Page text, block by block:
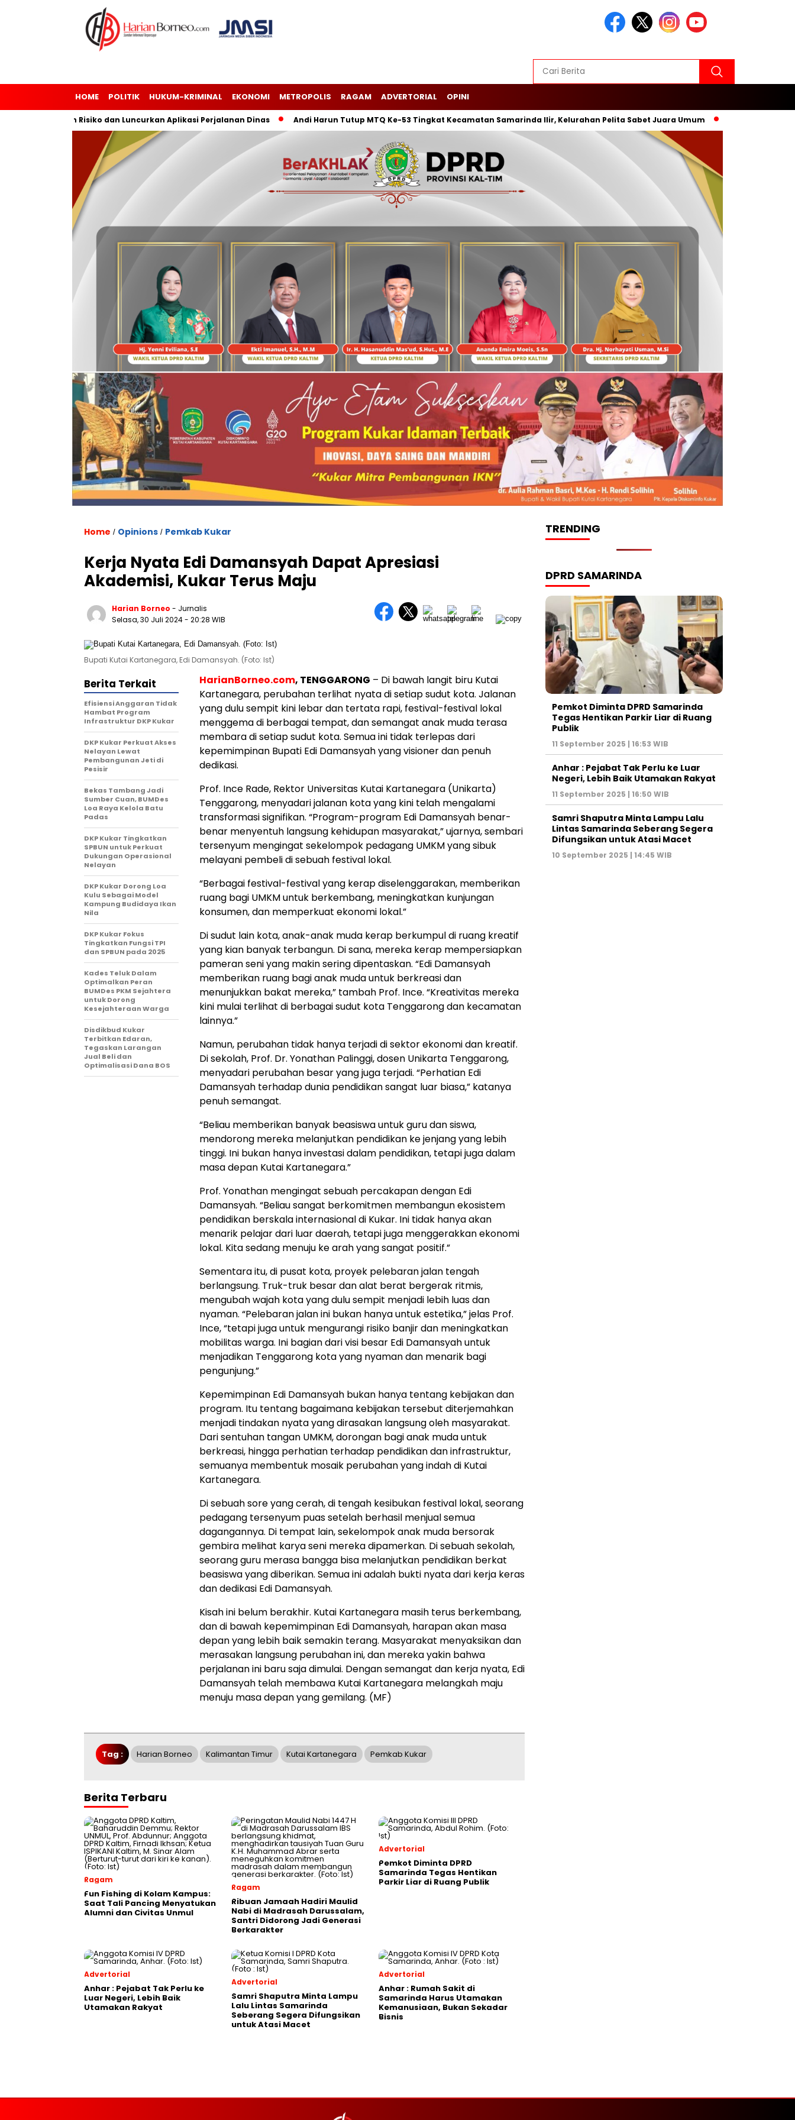
HOME POLITIK HUKUM-KRIMINAL EKONOMI METROPOLIS RAGAM ADVERTORIAL OPINI
Risiko dan Luncurkan Aplikasi Perjalanan Dinas Andi Harun Tutup MTQ Ke-53 Tingkat Kecamatan Samarinda Ilir, Kelurahan Pelita Sabet Juara Umum Inovasi Baru, Wali
Home / Opinions / Pemkab Kukar
Kerja Nyata Edi Damansyah Dapat Apresiasi
Akademisi, Kukar Terus Maju
Harian Borneo - Jurnalis
Selasa, 30 Juli 2024- 20:28 WIB
Bupati Kutai Kartanegara, Edi Damansyah. (Foto: Ist)
HarianBorneo.com, TENGGARONG – Di bawah langit biru Kutai
Kartanegara, perubahan terlihat nyata di setiap sudut kota. Jalanan
yang dulu sempit kini lebar dan tertata rapi, festival-festival lokal
menggema di berbagai tempat, dan semangat anak muda terasa
membara di setiap sudut kota. Semua ini tidak terlepas dari
kepemimpinan Bupati Edi Damansyah yang visioner dan penuh
dedikasi.
Prof. Ince Rade, Rektor Universitas Kutai Kartanegara (Unikarta)
Tenggarong, menyadari jalanan kota yang kini telah mengalami
transformasi signifikan. “Program-program Edi Damansyah benar-
benar menyentuh langsung kehidupan masyarakat,” ujarnya, sembari
tersenyum mengingat sekelompok pedagang UMKM yang sibuk
melayani pembeli di sebuah festival lokal.
“Berbagai festival-festival yang kerap diselenggarakan, memberikan
ruang bagi UMKM untuk berkembang, meningkatkan kunjungan
konsumen, dan memperkuat ekonomi lokal.”
Di sudut lain kota, anak-anak muda kerap berkumpul di ruang kreatif
yang kian banyak terbangun. Di sana, mereka kerap mempersiapkan
pameran seni yang makin sering dipentaskan. “Edi Damansyah
memberikan ruang bagi anak muda untuk berkreasi dan
menunjukkan bakat mereka,” tambah Prof. Ince. “Kreativitas mereka
kini mulai terlihat di berbagai sudut kota Tenggarong dan kecamatan
lainnya.”
Namun, perubahan tidak hanya terjadi di sektor ekonomi dan kreatif.
Di sekolah, Prof. Dr. Yonathan Palinggi, dosen Unikarta Tenggarong,
menyadari perubahan besar yang juga terjadi. “Perhatian Edi
Damansyah terhadap dunia pendidikan sangat luar biasa,” katanya
penuh semangat.
“Beliau memberikan banyak beasiswa untuk guru dan siswa,
mendorong mereka melanjutkan pendidikan ke jenjang yang lebih
tinggi. Ini bukan hanya investasi dalam pendidikan, tetapi juga dalam
masa depan Kutai Kartanegara.”
Prof. Yonathan mengingat sebuah percakapan dengan Edi
Damansyah. “Beliau sangat berkomitmen membangun ekosistem
pendidikan berskala internasional di Kukar. Ini tidak hanya akan
menarik pelajar dari luar daerah, tetapi juga menggerakkan ekonomi
lokal. Kita sedang menuju ke arah yang sangat positif.”
Sementara itu, di pusat kota, proyek pelebaran jalan tengah
berlangsung. Truk-truk besar dan alat berat bergerak ritmis,
mengubah wajah kota yang dulu sempit menjadi lebih luas dan
nyaman. “Pelebaran jalan ini bukan hanya untuk estetika,” jelas Prof.
Ince, “tetapi juga untuk mengurangi risiko banjir dan meningkatkan
mobilitas warga. Ini bagian dari visi besar Edi Damansyah untuk
menjadikan Tenggarong kota yang nyaman dan menarik bagi
pengunjung.”
Kepemimpinan Edi Damansyah bukan hanya tentang kebijakan dan
program. Itu tentang bagaimana kebijakan tersebut diterjemahkan
menjadi tindakan nyata yang dirasakan langsung oleh masyarakat.
Dari sentuhan tangan UMKM, dorongan bagi anak muda untuk
berkreasi, hingga perhatian terhadap pendidikan dan infrastruktur,
semuanya membentuk mosaik perubahan yang indah di Kutai
Kartanegara.
Di sebuah sore yang cerah, di tengah kesibukan festival lokal, seorang
pedagang tersenyum puas setelah berhasil menjual semua
dagangannya. Di tempat lain, sekelompok anak muda bersorak
gembira melihat karya seni mereka dipamerkan. Di sebuah sekolah,
seorang guru merasa bangga bisa melanjutkan pendidikan berkat
beasiswa yang diberikan. Semua ini adalah bukti nyata dari kerja keras
dan dedikasi Edi Damansyah.
Kisah ini belum berakhir. Kutai Kartanegara masih terus berkembang,
dan di bawah kepemimpinan Edi Damansyah, harapan akan masa
depan yang lebih baik semakin terang. Masyarakat menyaksikan dan
merasakan langsung perubahan ini, dan mereka yakin bahwa
perjalanan ini baru saja dimulai. Dengan semangat dan kerja nyata, Edi
Damansyah telah membawa Kutai Kartanegara melangkah maju
menuju masa depan yang gemilang. (MF)
Berita Terkait
Efisiensi Anggaran Tidak
Hambat Program
Infrastruktur DKP Kukar
DKP Kukar Perkuat Akses
Nelayan Lewat
Pembangunan Jeti di
Pesisir
Bekas Tambang Jadi
Sumber Cuan, BUMDes
Loa Raya Kelola Batu
Padas
DKP Kukar Tingkatkan
SPBUN untuk Perkuat
Dukungan Operasional
Nelayan
DKP Kukar Dorong Loa
Kulu Sebagai Model
Kampung Budidaya Ikan
Nila
DKP Kukar Fokus
Tingkatkan Fungsi TPI
dan SPBUN pada 2025
Kades Teluk Dalam
Optimalkan Peran
BUMDes PKM Sejahtera
untuk Dorong
Kesejahteraan Warga
Disdikbud Kukar
Terbitkan Edaran,
Tegaskan Larangan
Jual Beli dan
Optimalisasi Dana BOS
Tag : Harian Borneo Kalimantan Timur Kutai Kartanegara Pemkab Kukar
Berita Terbaru
Ragam
Fun Fishing di Kolam Kampus:
Saat Tali Pancing Menyatukan
Alumni dan Civitas Unmul
Ragam
Ribuan Jamaah Hadiri Maulid
Nabi di Madrasah Darussalam,
Santri Didorong Jadi Generasi
Berkarakter
Advertorial
Pemkot Diminta DPRD
Samarinda Tegas Hentikan
Parkir Liar di Ruang Publik
Advertorial
Anhar : Pejabat Tak Perlu ke
Luar Negeri, Lebih Baik
Utamakan Rakyat
Advertorial
Samri Shaputra Minta Lampu
Lalu Lintas Samarinda
Seberang Segera Difungsikan
untuk Atasi Macet
Advertorial
Anhar : Rumah Sakit di
Samarinda Harus Utamakan
Kemanusiaan, Bukan Sekadar
Bisnis
TRENDING
DPRD SAMARINDA
Pemkot Diminta DPRD Samarinda
Tegas Hentikan Parkir Liar di Ruang
Publik
11 September 2025 | 16:53 WIB
Anhar : Pejabat Tak Perlu ke Luar
Negeri, Lebih Baik Utamakan Rakyat
11 September 2025 | 16:50 WIB
Samri Shaputra Minta Lampu Lalu
Lintas Samarinda Seberang Segera
Difungsikan untuk Atasi Macet
10 September 2025 | 14:45 WIB